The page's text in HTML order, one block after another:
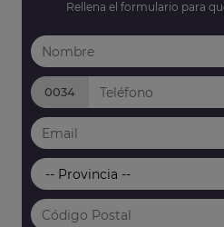
Rellena el formulario para
0034